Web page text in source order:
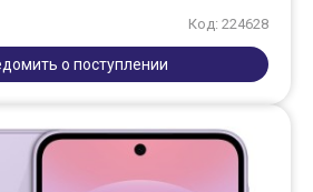
Код: 224628
о поступлении